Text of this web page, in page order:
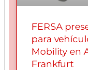
FERSA
para
Mobility en
Frankfurt